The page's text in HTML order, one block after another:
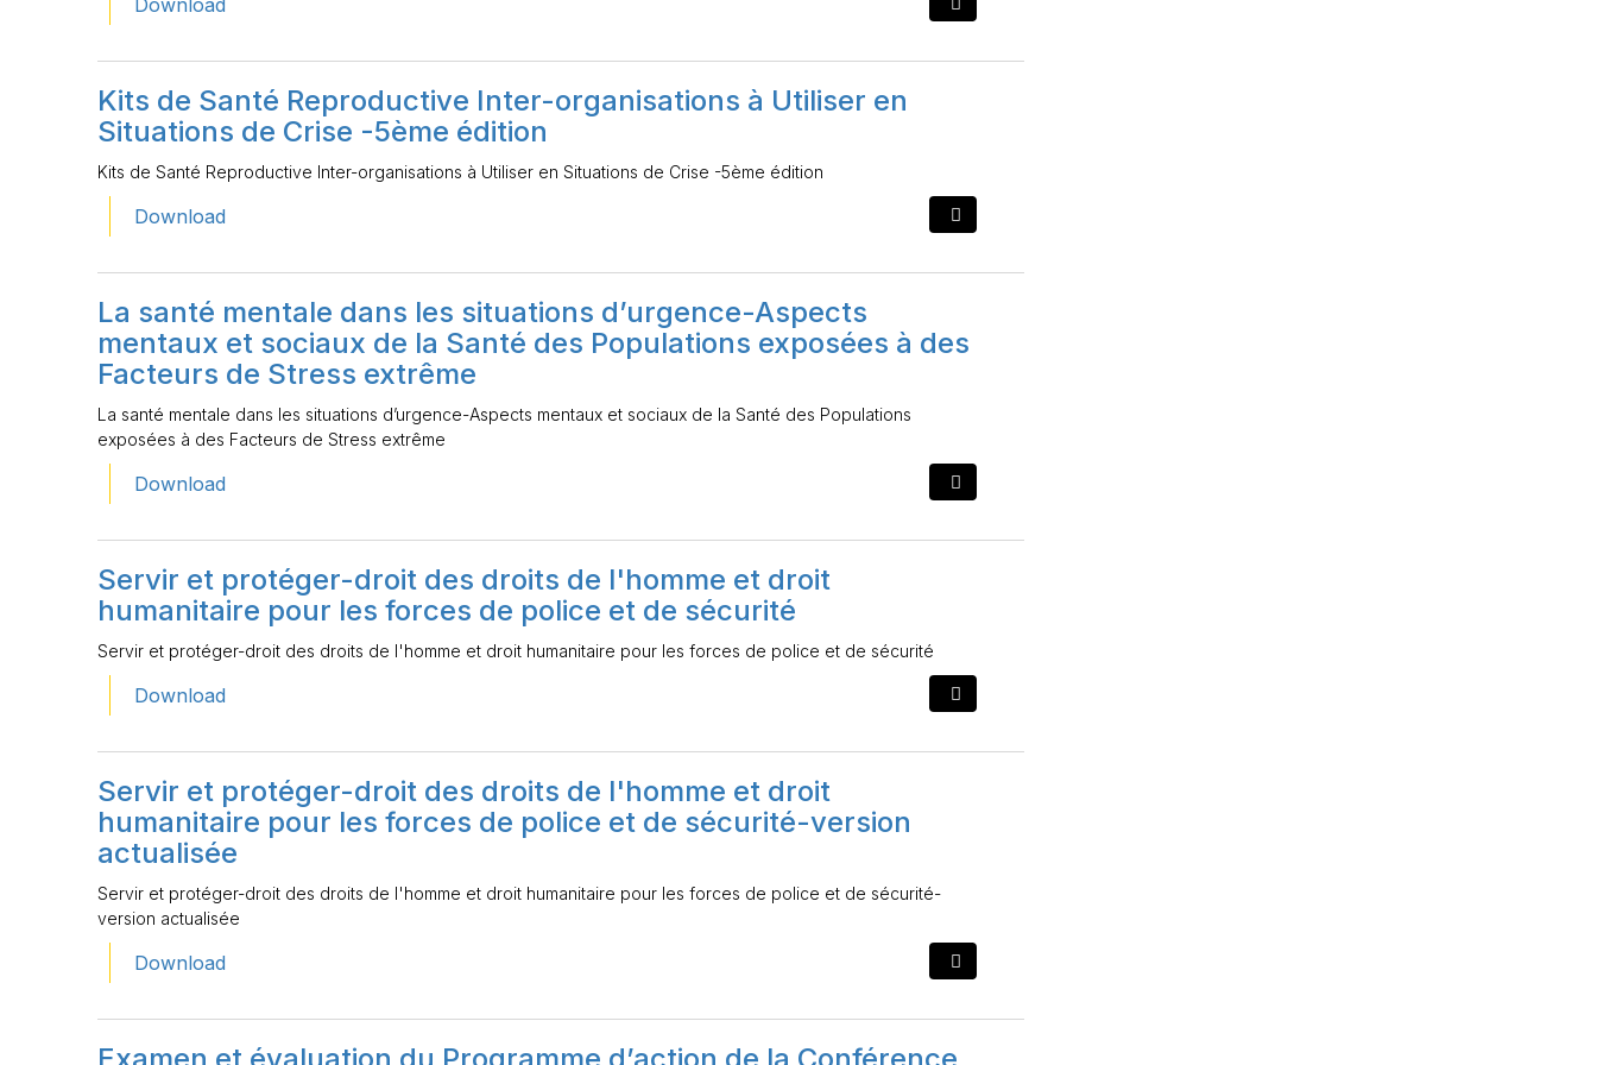
Download
Kits de Santé Reproductive Inter-organisations à Utiliser en
Situations de Crise -5ème édition
Kits de Santé Reproductive Inter-organisations à Utiliser en Situations de Crise -5ème édition
Download
La santé mentale dans les situations d’urgence-Aspects
mentaux et sociaux de la Santé des Populations exposées à des
Facteurs de Stress extrême
La santé mentale dans les situations d’urgence-Aspects mentaux et sociaux de la Santé des Populations
exposées à des Facteurs de Stress extrême
Download
Servir et protéger-droit des droits de l'homme et droit
humanitaire pour les forces de police et de sécurité
Servir et protéger-droit des droits de l'homme et droit humanitaire pour les forces de police et de sécurité
Download
Servir et protéger-droit des droits de l'homme et droit
humanitaire pour les forces de police et de sécurité-version
actualisée
Servir et protéger-droit des droits de l'homme et droit humanitaire pour les forces de police et de sécurité-
version actualisée
Download